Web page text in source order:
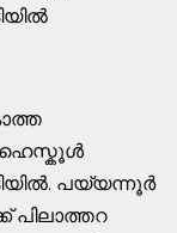
ഹൈസ്കൂൾ
പയ്യന്നൂര്‍